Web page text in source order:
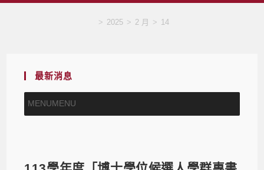
> 2025 > 2 月 > 14
最新消息
MENUMENU